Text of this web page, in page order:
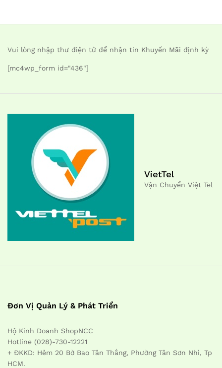
Vui lòng nhập thư điện tử để nhận tin Khuyến Mãi định kỳ
[mc4wp_form id="436"]
VietTel
Vận Chuyển Việt Tel
Đơn Vị Quản Lý & Phát Triển
Hộ Kinh Doanh ShopNCC
Hotline (028)-730-12221
+ ĐKKD: Hẻm 20 Bờ Bao Tân Thắng, Phường Tân Sơn Nhì, Tp
HCM.